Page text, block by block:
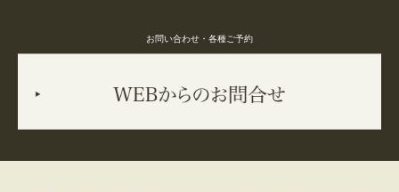
お問い合わせ・各種ご予約